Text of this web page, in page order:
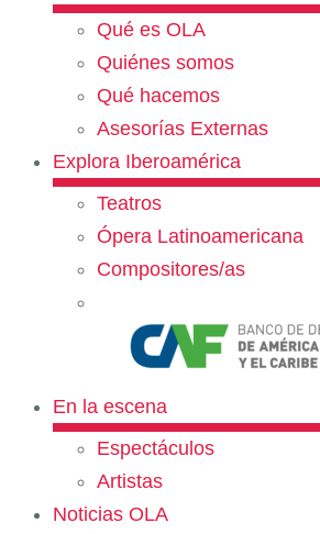
Qué es OLA
Quiénes somos
Qué hacemos
Asesorías Externas
Explora Iberoamérica
Teatros
Ópera Latinoamericana
Compositores/as
En la escena
Espectáculos
Artistas
Noticias OLA